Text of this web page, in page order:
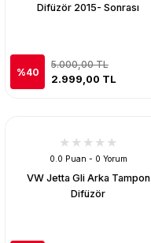
Difüzör 2015- Sonrası
%40
5.000,00 TL
2.999,00 TL
0.0 Puan - 0 Yorum
VW Jetta Gli Arka Tampon
Difüzör